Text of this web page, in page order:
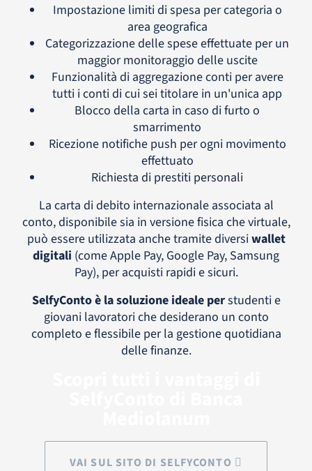
Impostazione limiti di spesa per categoria o
area geografica
Categorizzazione delle spese effettuate per un
maggior monitoraggio delle uscite
Funzionalità di aggregazione conti per avere
tutti i conti di cui sei titolare in un'unica app
Blocco della carta in caso di furto o
smarrimento
Ricezione notifiche push per ogni movimento
effettuato
Richiesta di prestiti personali
La carta di debito internazionale associata al
conto, disponibile sia in versione fisica che virtuale,
può essere utilizzata anche tramite diversiwallet
digitali (come Apple Pay, Google Pay, Samsung
Pay), per acquisti rapidi e sicuri.
SelfyConto è la soluzione ideale perstudenti e
giovani lavoratori che desiderano un conto
completo e flessibile per la gestione quotidiana
delle finanze.
VAI SUL SITO DI SELFYCONTO